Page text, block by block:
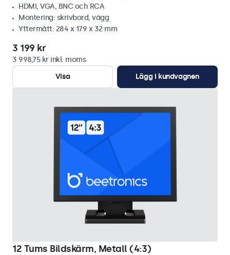
HDMI, VGA, BNC och RCA
Montering: skrivbord, vägg
Yttermått: 284 x 179 x 32 mm
3 199 kr
3 998,75 kr inkl. moms
Visa
Lägg i kundvagnen
12 Tums Bildskärm, Metall (4:3)